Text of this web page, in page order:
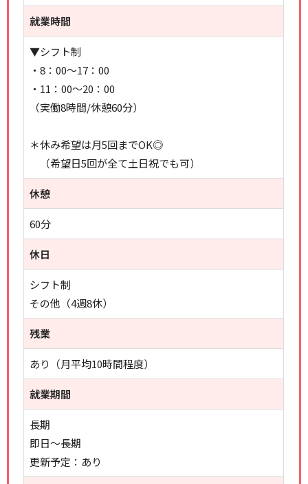
就業時間
▼シフト制
・8：00～17：00
・11：00～20：00
（実働8時間/休憩60分）
＊休み希望は月5回までOK◎
（希望日5回が全て土日祝でも可）
休憩
60分
休日
シフト制
その他（4週8休）
残業
あり（月平均10時間程度）
就業期間
長期
即日～長期
更新予定：あり